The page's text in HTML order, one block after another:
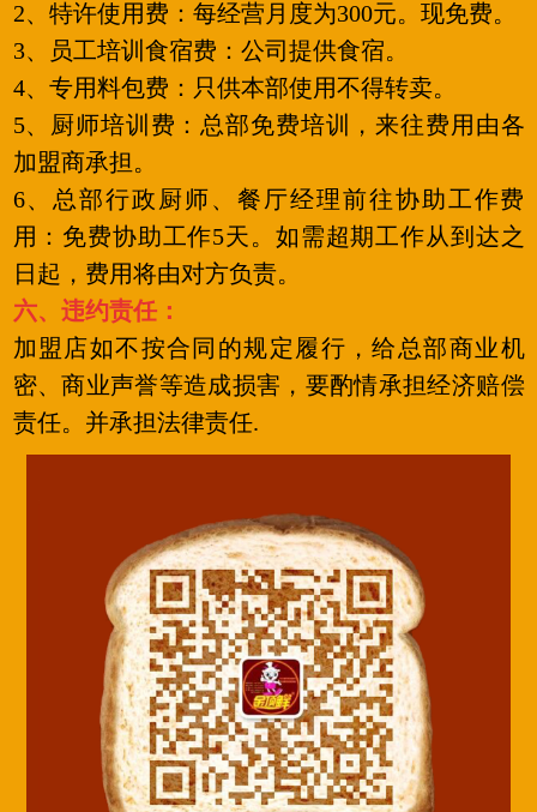
2、特许使用费：每经营月度为300元。现免费。
3、员工培训食宿费：公司提供食宿。
4、专用料包费：只供本部使用不得转卖。
5、厨师培训费：总部免费培训，来往费用由各
加盟商承担。
6、总部行政厨师、餐厅经理前往协助工作费
用：免费协助工作5天。如需超期工作从到达之
日起，费用将由对方负责。
六、违约责任：
加盟店如不按合同的规定履行，给总部商业机
密、商业声誉等造成损害，要酌情承担经济赔偿
责任。并承担法律责任.